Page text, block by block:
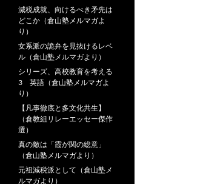
減税成就、向けるべき矛先は
どこか（倉山塾メルマガよ
り）
女系派の詭弁を見抜けるレベ
ル（倉山塾メルマガより）
シリーズ、高校教育を考える
3 英語（倉山塾メルマガよ
り）
【凡事徹底と多文化共生】
（倉教組リレーエッセー傑作
選）
真の敵は「霞が関の総意」
（倉山塾メルマガより）
元祖減税派として（倉山塾メ
ルマガより）